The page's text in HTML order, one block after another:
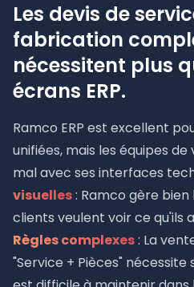
Les devis de
fabrication
nécessitent plus
écrans ERP.
Ramco ERP est excellent
unifiées, mais les équipes
mal avec ses interfaces
visuelles: Ramco gère bien
clients veulent voir ce qu'ils
Règles complexes: La
"Service + Pièces" nécessite